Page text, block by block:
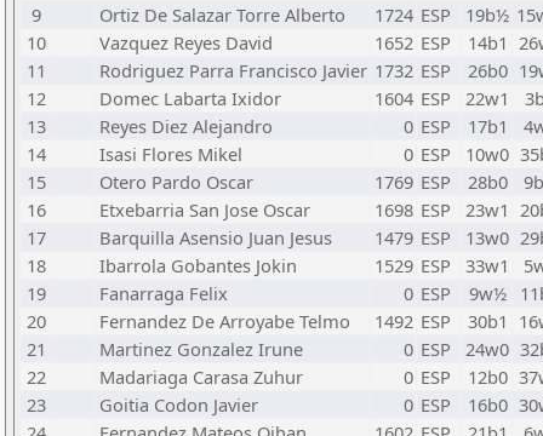
9
Ortiz De Salazar Torre Alberto 1724 ESP 19b½
10
Vazquez Reyes David 1652 ESP 14b1
11
Rodriguez Parra Francisco Javier 1732 ESP 26b0
12
Domec Labarta Ixidor 1604 ESP 22w1
13
Reyes Diez Alejandro 0 ESP 17b1
14
Isasi Flores Mikel 0 ESP 10w0
15
Otero Pardo Oscar 1769 ESP 28b0
16
Etxebarria San Jose Oscar 1698 ESP 23w1
17
Barquilla Asensio Juan Jesus 1479 ESP 13w0
18
Ibarrola Gobantes Jokin 1529 ESP 33w1
19
Fanarraga Felix 0 ESP 9w½
20
Fernandez De Arroyabe Telmo 1492 ESP 30b1
21
Martinez Gonzalez Irune 0 ESP 24w0
22
Madariaga Carasa Zuhur 0 ESP 12b0
23
Goitia Codon Javier 0 ESP 16b0